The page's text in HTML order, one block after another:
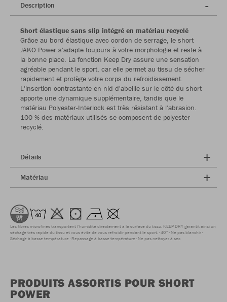
Description
Short élastique sans slip intégré en matériau recyclé
Grâce au bord élastique avec cordon de serrage, le short
JAKO Power s'adapte toujours à votre morphologie et reste à
la bonne place. La fonction Keep Dry assure une sensation
agréable pendant le sport, car elle permet au tissu de sécher
rapidement et protège votre corps du refroidissement.
L'insertion contrastante en nid d'abeille sur le côté du short
apporte une dynamique supplémentaire, tandis que le
matériau Polyester-Interlock est très résistant à l'abrasion.
100 % des matériaux utilisés se composent de polyester
recyclé.
Détails
Matériau
Les fibres microfines transportent l'humidité directement à la surface du tissu. KEEP DRY garantit ainsi un
séchage très rapide du tissu et vous évite de vous refroidir pendant le sport. 40° Ne pas blanchir
Séchage à basse température Repassage à basse température Ne pas nettoyer à sec
PRODUITS ASSORTIS POUR SHORT
POWER